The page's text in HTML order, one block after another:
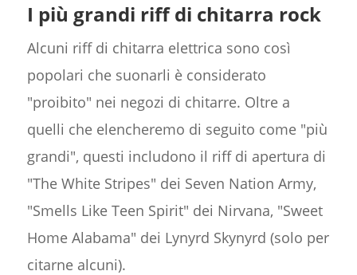
I più grandi riff di chitarra rock
Alcuni riff di chitarra elettrica sono così
popolari che suonarli è considerato
"proibito" nei negozi di chitarre. Oltre a
quelli che elencheremo di seguito come "più
grandi", questi includono il riff di apertura di
"The White Stripes" dei Seven Nation Army,
"Smells Like Teen Spirit" dei Nirvana, "Sweet
Home Alabama" dei Lynyrd Skynyrd (solo per
citarne alcuni).